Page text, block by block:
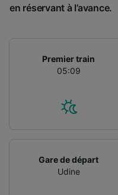
en réservant à l’avance.
Premier train
05:09
Gare de départ
Udine
Nos équipes ainsi
finalités suivantes :
précises. Analyser
caractéristiques de
informations sur
contenu
Liste de nos